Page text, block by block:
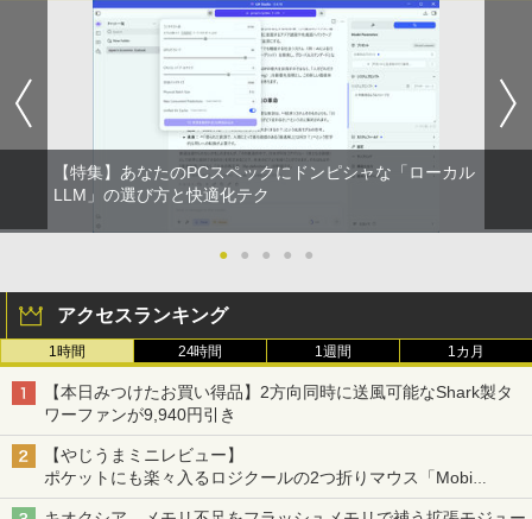
【特集】あなたのPCスペックにドンピシャな「ローカル
LLM」の選び方と快適化テク
● ● ● ● ●
アクセスランキング
1時間 24時間 1週間 1カ月
【本日みつけたお買い得品】2方向同時に送風可能なShark製タ
ワーファンが9,940円引き
【やじうまミニレビュー】
ポケットにも楽々入るロジクールの2つ折りマウス「Mobi
Fold」。その気になるギミックとは？